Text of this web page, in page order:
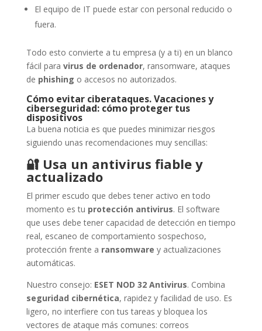
El equipo de IT puede estar con personal reducido o
fuera.
Todo esto convierte a tu empresa (y a ti) en un blanco
fácil para virus de ordenador, ransomware, ataques
de phishing o accesos no autorizados.
Cómo evitar ciberataques. Vacaciones y
ciberseguridad: cómo proteger tus
dispositivos
La buena noticia es que puedes minimizar riesgos
siguiendo unas recomendaciones muy sencillas:
🔐Usa un antivirus fiable y
actualizado
El primer escudo que debes tener activo en todo
momento es tu protección antivirus. El software
que uses debe tener capacidad de detección en tiempo
real, escaneo de comportamiento sospechoso,
protección frente a ransomware y actualizaciones
automáticas.
Nuestro consejo: ESET NOD 32 Antivirus. Combina
seguridad cibernética, rapidez y facilidad de uso. Es
ligero, no interfiere con tus tareas y bloquea los
vectores de ataque más comunes: correos